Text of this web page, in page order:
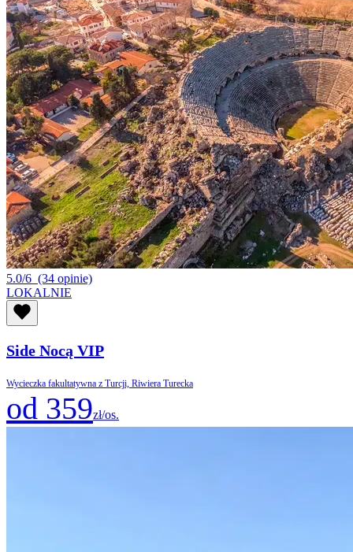
5.0/6 (34 opinie)
LOKALNIE
Side Nocą VIP
Wycieczka fakultatywna z Turcji, Riwiera Turecka
od 359zł/os.